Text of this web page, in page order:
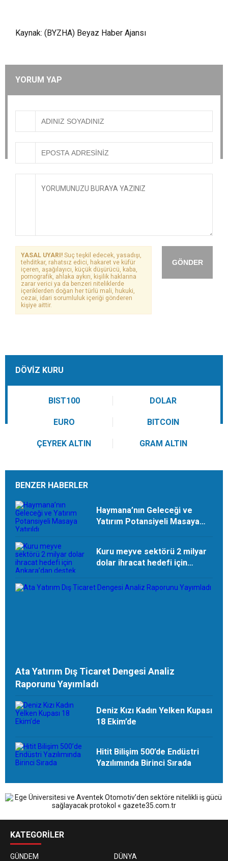
Kaynak: (BYZHA) Beyaz Haber Ajansı
YORUM YAP
GÖNDER
YASAL UYARI! Suç teşkil edecek, yasadışı,
tehditkar, rahatsız edici, hakaret ve küfür
içeren, aşağılayıcı, küçük düşürücü, kaba,
pornografik, ahlaka aykırı, kişilik haklarına
zarar verici ya da benzeri niteliklerde
içeriklerden doğan her türlü mali, hukuki,
cezai, idari sorumluluk içeriği gönderen
kişiye aittir.
DÖVİZ KURU
BIST100 DOLAR
EURO BITCOIN
ÇEYREK ALTIN GRAM ALTIN
BENZER HABERLER
Haymana’nın Geleceği ve
Yatırım Potansiyeli Masaya
Kuru meyve sektörü 2 milyar
dolar ihracat hedefi için
Ata Yatırım Dış Ticaret Dengesi Analiz
Raporunu Yayımladı
Deniz Kızı Kadın Yelken Kupası
18 Ekim’de
Hitit Bilişim 500’de Endüstri
Yazılımında Birinci Sırada
KATEGORİLER
GÜNDEM
DÜNYA